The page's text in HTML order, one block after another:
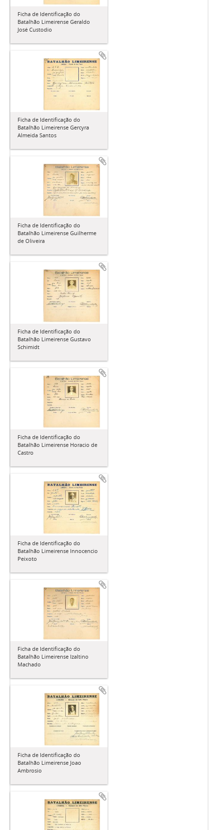
Ficha de Identificação do
Batalhão Limeirense Geraldo
José Custodio
Ficha de Identificação do
Batalhão Limeirense Gercyra
Almeida Santos
Ficha de Identificação do
Batalhão Limeirense Guilherme
de Oliveira
Ficha de Identificação do
Batalhão Limeirense Gustavo
Schimidt
Ficha de Identificação do
Batalhão Limeirense Horacio de
Castro
Ficha de Identificação do
Batalhão Limeirense Innocencio
Peixoto
Ficha de Identificação do
Batalhão Limeirense Izaltino
Machado
Ficha de Identificação do
Batalhão Limeirense Joao
Ambrosio